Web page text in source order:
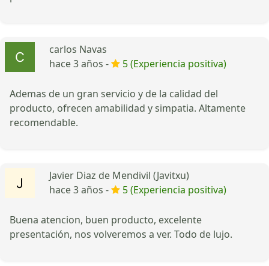
carlos Navas
hace 3 años -
5 (Experiencia positiva)
Ademas de un gran servicio y de la calidad del
producto, ofrecen amabilidad y simpatia. Altamente
recomendable.
Javier Diaz de Mendivil (Javitxu)
hace 3 años -
5 (Experiencia positiva)
Buena atencion, buen producto, excelente
presentación, nos volveremos a ver. Todo de lujo.